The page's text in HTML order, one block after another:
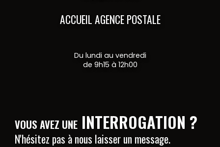
ACCUEIL AGENCE POSTALE
Du lundi au vendredi
de 9h15 à 12h00
VOUS AVEZ UNE INTERROGATION ?
N'hésitez pas à nous laisser un message.